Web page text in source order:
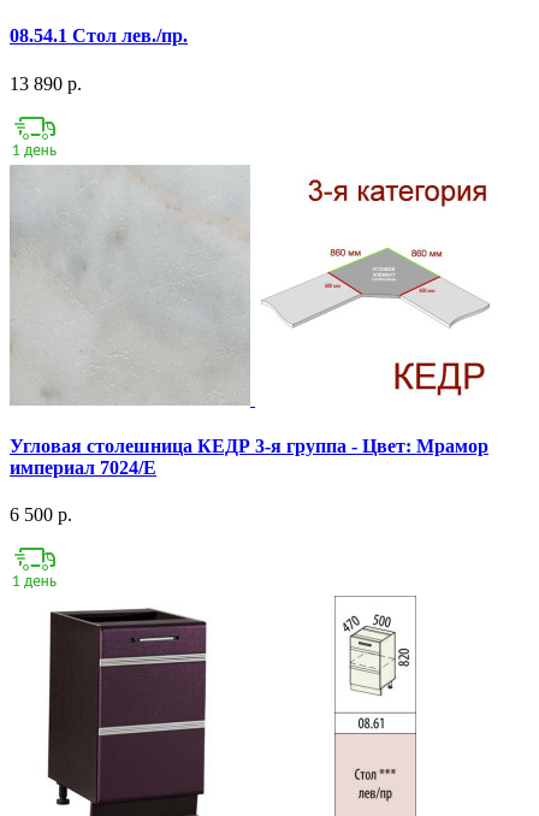
08.54.1 Стол лев./пр.
13 890 р.
Угловая столешница КЕДР 3-я группа - Цвет: Мрамор
империал 7024/E
6 500 р.